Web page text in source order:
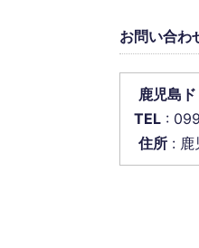
お問い合わ
鹿児島
TEL :
住所 : 鹿